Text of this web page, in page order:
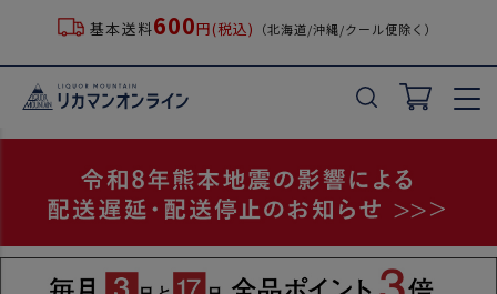
基本送料600円(税込) （北海道/沖縄/クール便除く）